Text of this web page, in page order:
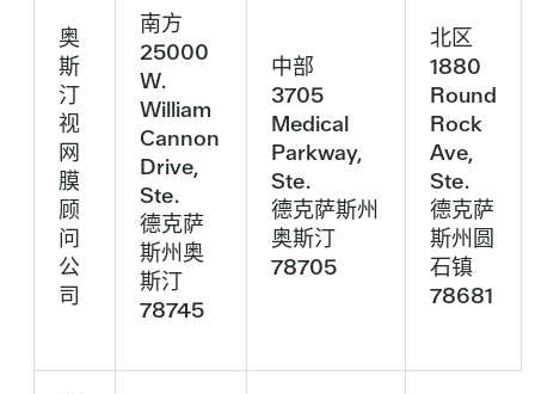
奥
斯
汀
视
网
膜
顾
问
公
司
南方
25000
W.
William
Cannon
Drive,
Ste.
德克萨
斯州奥
斯汀
78745
中部
3705
Medical
Parkway,
Ste.
德克萨斯州
奥斯汀
78705
北区
1880
Round
Rock
Ave,
Ste.
德克萨
斯州圆
石镇
78681